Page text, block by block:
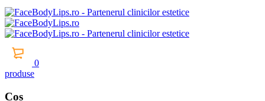
0
produse
Coș